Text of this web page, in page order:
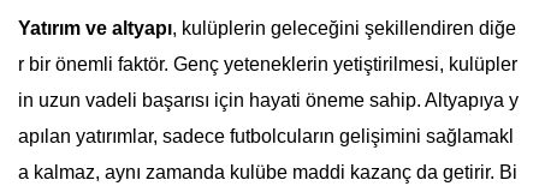
Yatırım ve altyapı, kulüplerin geleceğini şekillendiren diğe
r bir önemli faktör. Genç yeteneklerin yetiştirilmesi, kulüpler
in uzun vadeli başarısı için hayati öneme sahip. Altyapıya y
apılan yatırımlar, sadece futbolcuların gelişimini sağlamakl
a kalmaz, aynı zamanda kulübe maddi kazanç da getirir. Bi